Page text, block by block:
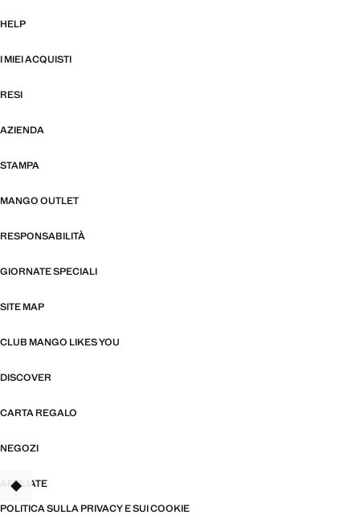
HELP
I MIEI ACQUISTI
RESI
AZIENDA
STAMPA
MANGO OUTLET
RESPONSABILITÀ
GIORNATE SPECIALI
SITE MAP
CLUB MANGO LIKES YOU
DISCOVER
CARTA REGALO
NEGOZI
AFFILIATE
POLITICA SULLA PRIVACY E SUI COOKIE